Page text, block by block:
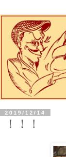
2019/12/14
！！！